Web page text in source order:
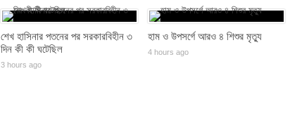
শেখ হাসিনার পতনের পর সরকারবিহীন ৩
দিন কী কী ঘটেছিল
3 hours ago
হাম ও উপসর্গে আরও ৪ শিশুর মৃত্যু
4 hours ago